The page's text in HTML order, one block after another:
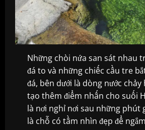
Những chòi nứa san sát nhau
đá to và những chiếc cầu tre
đá, bên dưới là dòng nước
tạo thêm điểm nhấn cho suối
là nơi nghỉ nơi sau những phút
là chỗ có tầm nhìn đẹp để